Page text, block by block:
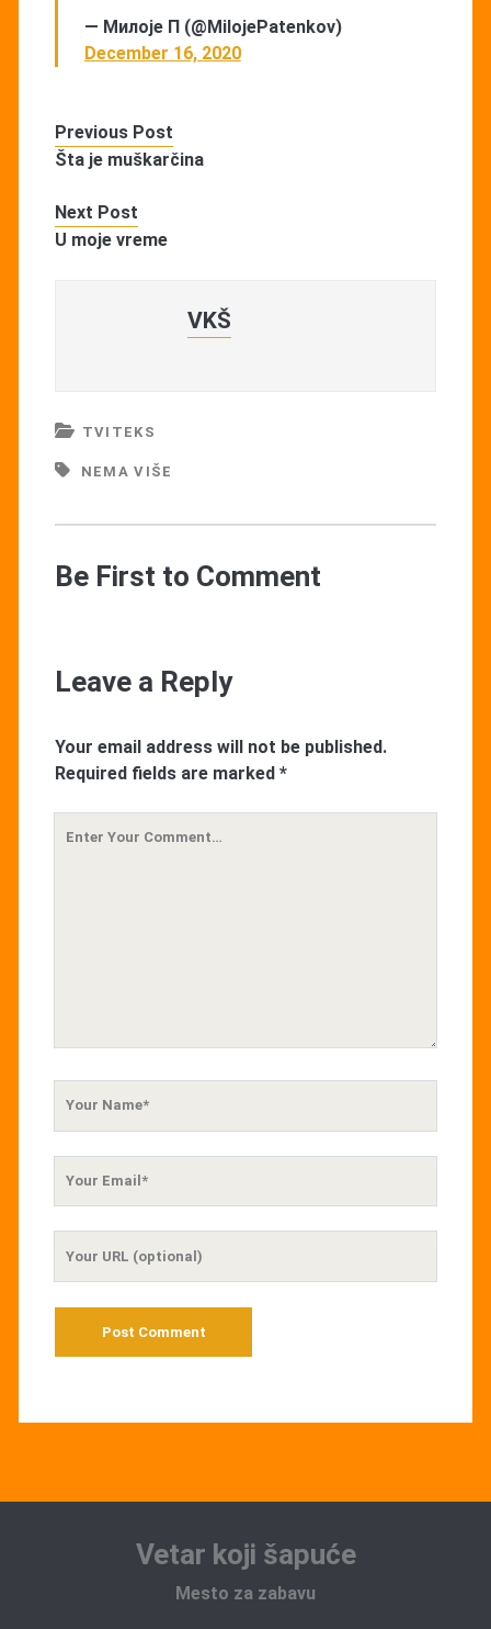
— Милоје П (@MilojePatenkov)
December 16, 2020
Previous Post
Šta je muškarčina
Next Post
U moje vreme
VKŠ
TVITEKS
NEMA VIŠE
Be First to Comment
Leave a Reply
Your email address will not be published.
Required fields are marked *
Vetar koji šapuće
Mesto za zabavu